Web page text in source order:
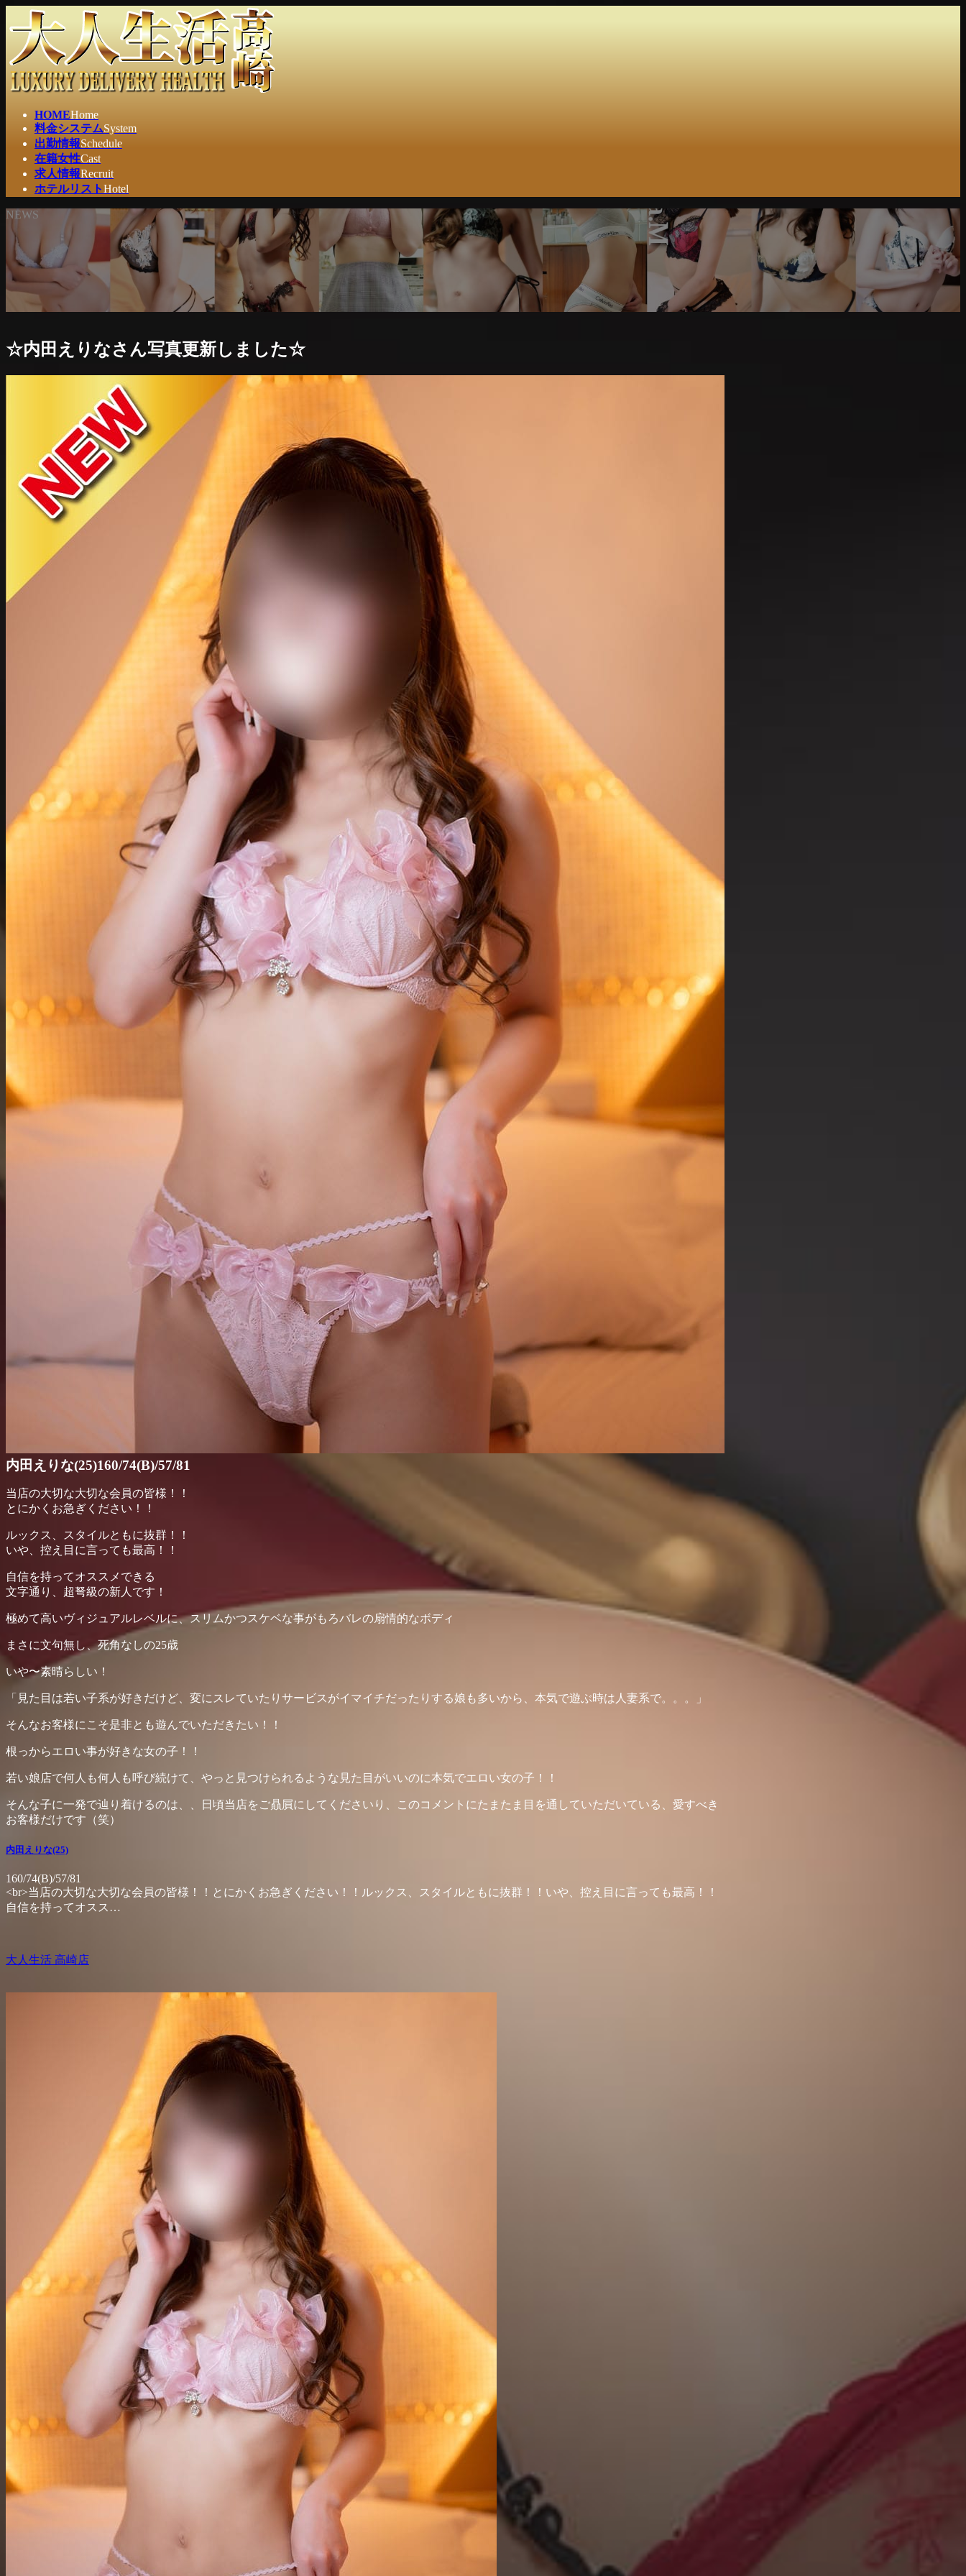
ン
ン
ツ
へ
ビ
ー
シ
ョ
HOMEHome
料金システムSystem
出勤情報Schedule
在籍女性Cast
求人情報Recruit
ホテルリストHotel
NEWS
☆内田えりなさん写真更新しました☆
内田えりな(25)160/74(B)/57/81
当店の大切な大切な会員の皆様！！
とにかくお急ぎください！！
ルックス、スタイルともに抜群！！
いや、控え目に言っても最高！！
自信を持ってオススメできる
文字通り、超弩級の新人です！
極めて高いヴィジュアルレベルに、スリムかつスケベな事がもろバレの扇情的なボディ
まさに文句無し、死角なしの25歳
いや〜素晴らしい！
「見た目は若い子系が好きだけど、変にスレていたりサービスがイマイチだったりする娘も多いから、本気で遊ぶ時は人妻系で。。。」
そんなお客様にこそ是非とも遊んでいただきたい！！
根っからエロい事が好きな女の子！！
若い娘店で何人も何人も呼び続けて、やっと見つけられるような見た目がいいのに本気でエロい女の子！！
そんな子に一発で辿り着けるのは、、日頃当店をご贔屓にしてくださいり、このコメントにたまたま目を通していただいている、愛すべき
お客様だけです（笑）
内田えりな(25)
160/74(B)/57/81
<br>当店の大切な大切な会員の皆様！！とにかくお急ぎください！！ルックス、スタイルともに抜群！！いや、控え目に言っても最高！！
自信を持ってオスス…
大人生活 高崎店